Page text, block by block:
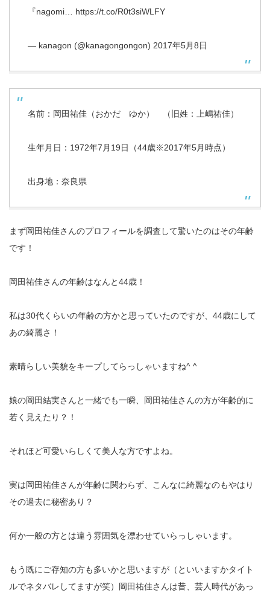
『nagomi… https://t.co/R0t3siWLFY
— kanagon (@kanagongongon) 2017年5月8日
名前：岡田祐佳（おかだ ゆか） （旧姓：上嶋祐佳）
生年月日：1972年7月19日（44歳※2017年5月時点）
出身地：奈良県
まず岡田祐佳さんのプロフィールを調査して驚いたのはその年齢
です！
岡田祐佳さんの年齢はなんと44歳！
私は30代くらいの年齢の方かと思っていたのですが、44歳にして
あの綺麗さ！
素晴らしい美貌をキープしてらっしゃいますね^ ^
娘の岡田結実さんと一緒でも一瞬、岡田祐佳さんの方が年齢的に
若く見えたり？！
それほど可愛いらしくて美人な方ですよね。
実は岡田祐佳さんが年齢に関わらず、こんなに綺麗なのもやはり
その過去に秘密あり？
何か一般の方とは違う雰囲気を漂わせていらっしゃいます。
もう既にご存知の方も多いかと思いますが（といいますかタイト
ルでネタバレしてますが笑）岡田祐佳さんは昔、芸人時代があっ